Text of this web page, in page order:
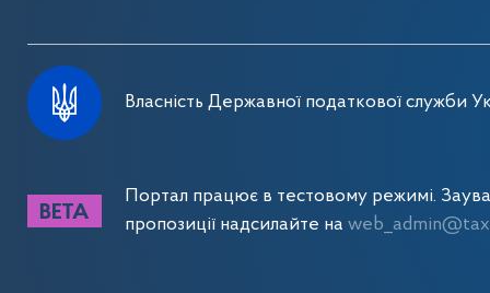
Власність Державної податкової служби
Портал працює в тестовому режимі.
пропозиції надсилайте на